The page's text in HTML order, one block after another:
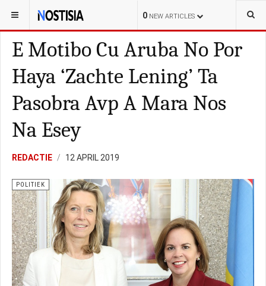
0 NEW ARTICLES
YOU ARE HERE: ARUBA
E Motibo Cu Aruba No Por
Haya ‘Zachte Lening’ Ta
Pasobra Avp A Mara Nos
Na Esey
REDACTIE 12 APRIL 2019
POLITIEK